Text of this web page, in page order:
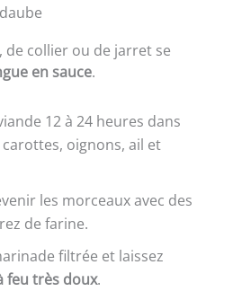
de collier ou de jarret se
en sauce.
12 à 24 heures dans
oignons, ail et
les morceaux avec des
de farine.
filtrée et laissez
feu très doux.